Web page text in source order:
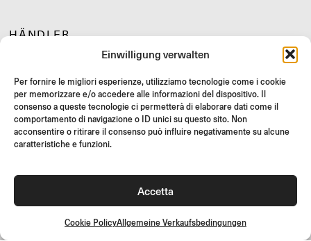
Einwilligung verwalten
Per fornire le migliori esperienze, utilizziamo tecnologie come i cookie
per memorizzare e/o accedere alle informazioni del dispositivo. Il
consenso a queste tecnologie ci permetterà di elaborare dati come il
comportamento di navigazione o ID unici su questo sito. Non
acconsentire o ritirare il consenso può influire negativamente su alcune
caratteristiche e funzioni.
Accetta
Cookie PolicyAllgemeine Verkaufsbedingungen
HÄNDLER
SUPPORT & FAQ
RÜCKGABE
MONTAGEANLEITUNG
GIFT CARD
LIMITIERTE ANGEBOTE
Werde Teil der Rizoma-Community und erhalte Zugang zu
exklusiven Inhalten und Sonderangeboten!